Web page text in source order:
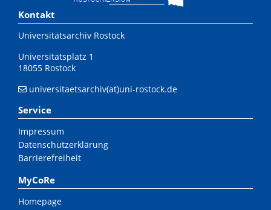
Kontakt
Universitätsarchiv Rostock
Universitätsplatz 1
18055 Rostock
universitaetsarchiv(at)uni-rostock.de
Service
Impressum
Datenschutzerklärung
Barrierefreiheit
MyCoRe
Homepage